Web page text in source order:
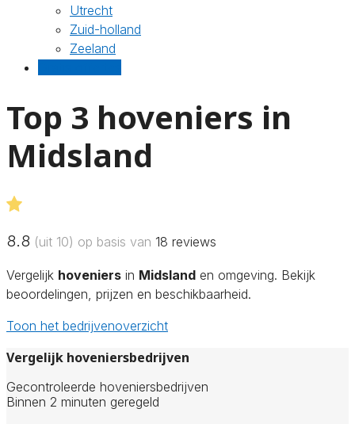
Utrecht
Zuid-holland
Zeeland
Top 3 hoveniers in
Midsland
8.8 (uit 10) op basis van 18 reviews
Vergelijk hoveniers in Midsland en omgeving. Bekijk
beoordelingen, prijzen en beschikbaarheid.
Toon het bedrijvenoverzicht
Vergelijk hoveniersbedrijven
Gecontroleerde hoveniersbedrijven
Binnen 2 minuten geregeld